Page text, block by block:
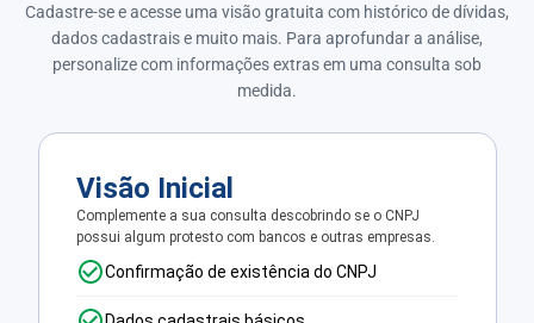
Cadastre-se e acesse uma visão gratuita com histórico de dívidas,
dados cadastrais e muito mais. Para aprofundar a análise,
personalize com informações extras em uma consulta sob
medida.
Visão Inicial
Complemente a sua consulta descobrindo se o CNPJ
possui algum protesto com bancos e outras empresas.
Confirmação de existência do CNPJ